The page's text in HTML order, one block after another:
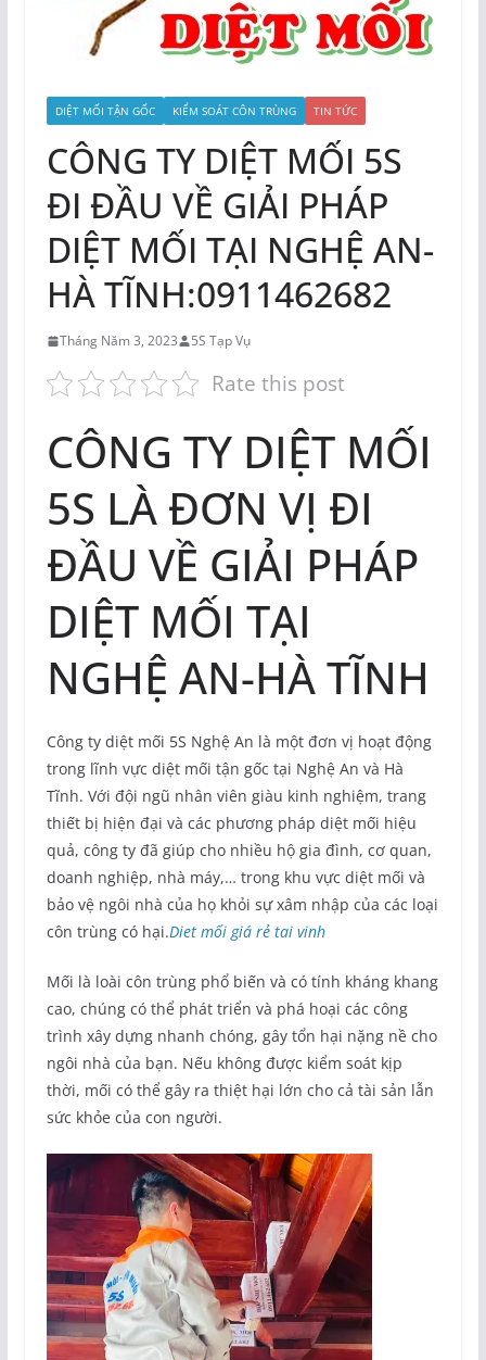
DIỆT MỐI TẬN GỐC KIỂM SOÁT CÔN TRÙNG TIN TỨC
CÔNG TY DIỆT MỐI 5S
ĐI ĐẦU VỀ GIẢI PHÁP
DIỆT MỐI TẠI NGHỆ AN-
HÀ TĨNH:0911462682
Tháng Năm 3, 2023 5S Tạp Vụ
Rate this post
CÔNG TY DIỆT MỐI
5S LÀ ĐƠN VỊ ĐI
ĐẦU VỀ GIẢI PHÁP
DIỆT MỐI TẠI
NGHỆ AN-HÀ TĨNH
Công ty diệt mối 5S Nghệ An là một đơn vị hoạt động
trong lĩnh vực diệt mối tận gốc tại Nghệ An và Hà
Tĩnh. Với đội ngũ nhân viên giàu kinh nghiệm, trang
thiết bị hiện đại và các phương pháp diệt mối hiệu
quả, công ty đã giúp cho nhiều hộ gia đình, cơ quan,
doanh nghiệp, nhà máy,… trong khu vực diệt mối và
bảo vệ ngôi nhà của họ khỏi sự xâm nhập của các loại
côn trùng có hại.Diet mối giá rẻ tai vinh
Mối là loài côn trùng phổ biến và có tính kháng khang
cao, chúng có thể phát triển và phá hoại các công
trình xây dựng nhanh chóng, gây tổn hại nặng nề cho
ngôi nhà của bạn. Nếu không được kiểm soát kịp
thời, mối có thể gây ra thiệt hại lớn cho cả tài sản lẫn
sức khỏe của con người.